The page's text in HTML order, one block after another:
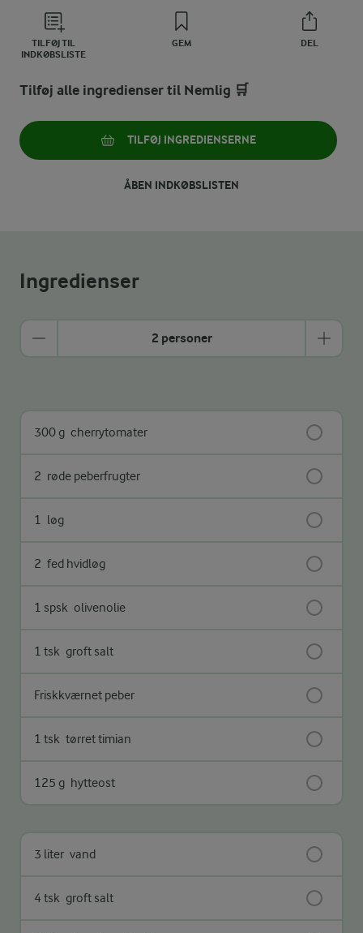
TILFØJ TIL
INDKØBSLISTE
GEM DEL
Tilføj alle ingredienser til Nemlig 🛒
TILFØJ INGREDIENSERNE
ÅBEN INDKØBSLISTEN
Ingredienser
2 personer
300 g cherrytomater
2 røde peberfrugter
1 løg
2 fed hvidløg
1 spsk olivenolie
1 tsk groft salt
Friskkværnet peber
1 tsk tørret timian
125 g hytteost
3 liter vand
4 tsk groft salt